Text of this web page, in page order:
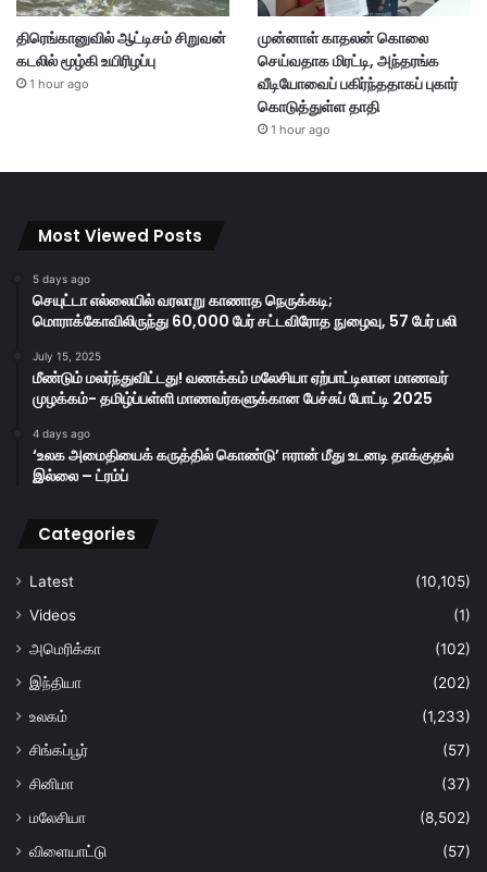
திரெங்கானுவில் ஆட்டிசம் சிறுவன்
கடலில் மூழ்கி உயிரிழப்பு
1 hour ago
முன்னாள் காதலன் கொலை
செய்வதாக மிரட்டி, அந்தரங்க
வீடியோவைப் பகிர்ந்ததாகப் புகார்
கொடுத்துள்ள தாதி
1 hour ago
Most Viewed Posts
5 days ago
செயுட்டா எல்லையில் வரலாறு காணாத நெருக்கடி;
மொராக்கோவிலிருந்து 60,000 பேர் சட்டவிரோத நுழைவு, 57 பேர் பலி
July 15, 2025
மீண்டும் மலர்ந்துவிட்டது! வணக்கம் மலேசியா ஏற்பாட்டிலான மாணவர்
முழக்கம்- தமிழ்ப்பள்ளி மாணவர்களுக்கான பேச்சுப் போட்டி 2025
4 days ago
‘உலக அமைதியைக் கருத்தில் கொண்டு’ ஈரான் மீது உடனடி தாக்குதல்
இல்லை – ட்ரம்ப்
Categories
Latest
(10,105)
Videos
(1)
அமெரிக்கா
(102)
இந்தியா
(202)
உலகம்
(1,233)
சிங்கப்பூர்
(57)
சினிமா
(37)
மலேசியா
(8,502)
விளையாட்டு
(57)